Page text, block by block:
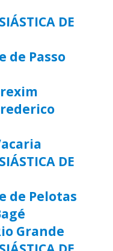
DE
de Passo
DE
de Pelotas
Grande